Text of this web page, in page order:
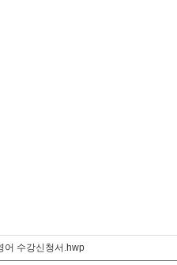
어 수강신청서.hwp